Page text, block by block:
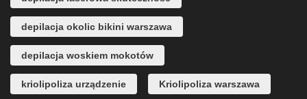
depilacja okolic bikini warszawa
depilacja woskiem mokotów
kriolipoliza urządzenie Kriolipoliza warszawa